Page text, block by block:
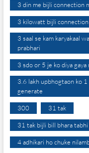
3 din me bijli connection
3 kilowatt bijli connection
3 saal se kam karyakaal
prabhari
3 sdo or 5 je ko diya gaya
3.6 lakh upbhogtaon ko
generate
300 31 tak
31 tak bijli bill bhara
4 adhikari ho chuke